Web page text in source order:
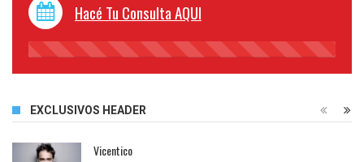
Hacé Tu Consulta AQUI
45%
EXCLUSIVOS HEADER
Vicentico